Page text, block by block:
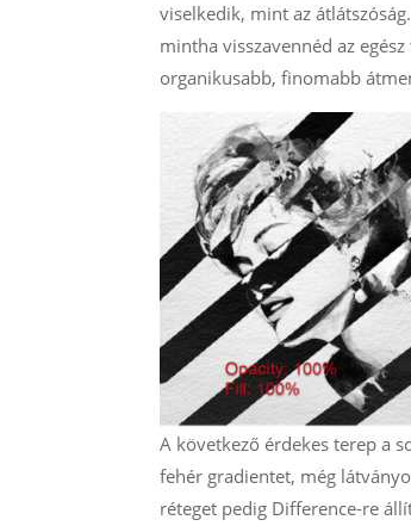
viselkedik, mint az
mintha visszavennéd az
organikusabb, finomabb
A következő érdekes terep a
fehér gradientet, még
réteget pedig Difference-re